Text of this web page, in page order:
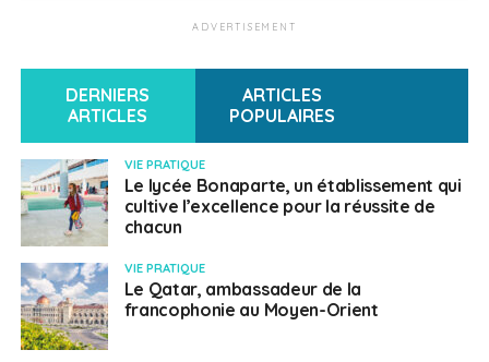
ADVERTISEMENT
DERNIERS
ARTICLES
ARTICLES
POPULAIRES
VIE PRATIQUE
Le lycée Bonaparte, un établissement qui
cultive l’excellence pour la réussite de
chacun
VIE PRATIQUE
Le Qatar, ambassadeur de la
francophonie au Moyen-Orient